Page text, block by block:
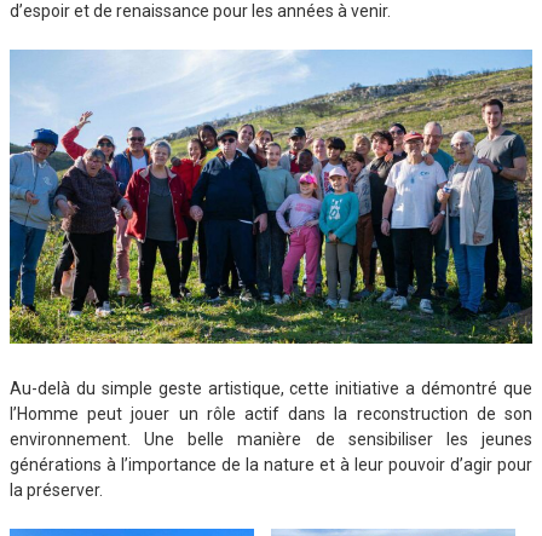
d’espoir et de renaissance pour les années à venir.
Au-delà du simple geste artistique, cette initiative a démontré que
l’Homme peut jouer un rôle actif dans la reconstruction de son
environnement. Une belle manière de sensibiliser les jeunes
générations à l’importance de la nature et à leur pouvoir d’agir pour
la préserver.